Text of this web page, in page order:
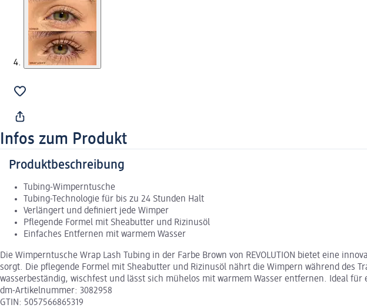
Infos zum Produkt
Produktbeschreibung
Tubing-Wimperntusche
Tubing-Technologie für bis zu 24 Stunden Halt
Verlängert und definiert jede Wimper
Pflegende Formel mit Sheabutter und Rizinusöl
Einfaches Entfernen mit warmem Wasser
Die Wimperntusche Wrap Lash Tubing in der Farbe Brown von REVOLUTION bietet eine
sorgt. Die pflegende Formel mit Sheabutter und Rizinusöl nährt die Wimpern während des
wasserbeständig, wischfest und lässt sich mühelos mit warmem Wasser entfernen. Ideal für
dm-Artikelnummer: 3082958
GTIN: 5057566865319